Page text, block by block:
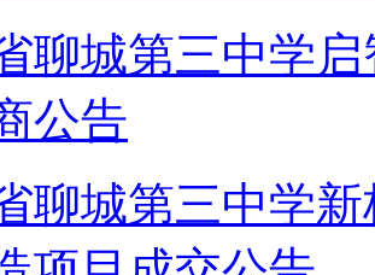
聊城第三中学
公告
聊城第三中学